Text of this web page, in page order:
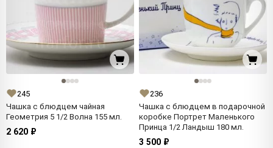
245
Чашка с блюдцем чайная
Геометрия 5 1/2 Волна 155 мл.
2 620 ₽
236
Чашка с блюдцем в подарочной
коробке Портрет Маленького
Принца 1/2 Ландыш 180 мл.
3 500 ₽